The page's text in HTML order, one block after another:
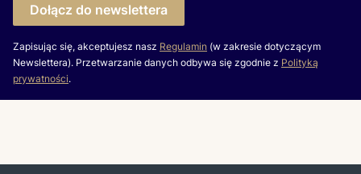
Dołącz do newslettera
Zapisując się, akceptujesz nasz Regulamin (w zakresie dotyczącym
Newslettera). Przetwarzanie danych odbywa się zgodnie z Polityką
prywatności.